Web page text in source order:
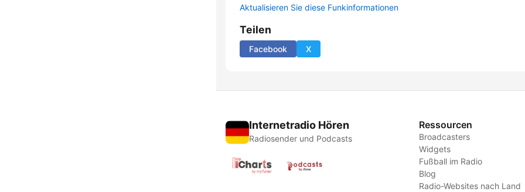
Aktualisieren Sie diese Funkinformationen
Teilen
Facebook X
Internetradio Hören
Radiosender und Podcasts
Ressourcen
Broadcasters
Widgets
Fußball im Radio
Blog
Radio-Websites nach Land